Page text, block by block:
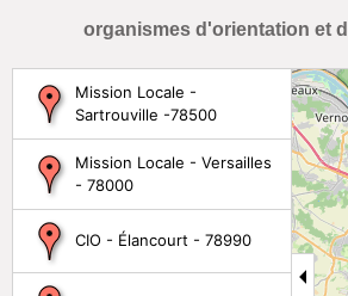
organismes d'orientation et
Mission Locale -
Sartrouville -78500
Mission Locale - Versailles
- 78000
CIO - Élancourt - 78990